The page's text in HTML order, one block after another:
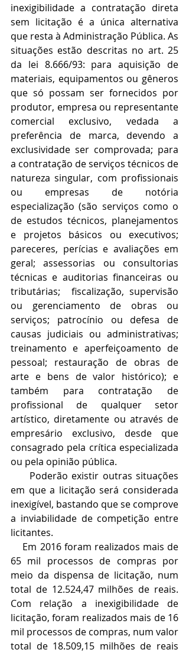
inexigibilidade a contratação direta
sem licitação é a única alternativa
que resta à Administração Pública. As
situações estão descritas no art. 25
da lei 8.666/93: para aquisição de
materiais, equipamentos ou gêneros
que só possam ser fornecidos por
produtor, empresa ou representante
comercial exclusivo, vedada a
preferência de marca, devendo a
exclusividade ser comprovada; para
a contratação de serviços técnicos de
natureza singular, com profissionais
ou empresas de notória
especialização (são serviços como o
de estudos técnicos, planejamentos
e projetos básicos ou executivos;
pareceres, perícias e avaliações em
geral; assessorias ou consultorias
técnicas e auditorias financeiras ou
tributárias;  fiscalização, supervisão
ou gerenciamento de obras ou
serviços; patrocínio ou defesa de
causas judiciais ou administrativas;
treinamento e aperfeiçoamento de
pessoal; restauração de obras de
arte e bens de valor histórico); e
também para contratação de
profissional de qualquer setor
artístico, diretamente ou através de
empresário exclusivo, desde que
consagrado pela crítica especializada
ou pela opinião pública.
em que a licitação será considerada
inexigível, bastando que se comprove
a inviabilidade de competição entre
licitantes.
65 mil processos de compras por
meio da dispensa de licitação, num
total de 12.524,47 milhões de reais.
Com relação a inexigibilidade de
licitação, foram realizados mais de 16
mil processos de compras, num valor
total de 18.509,15 milhões de reais